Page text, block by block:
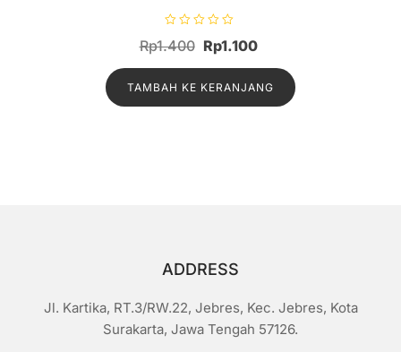
i
i
a
0
Rp1.400 Harga
aslinya
adalah:
Rp1.400.
Rp1.100
saat
ini
adalah:
TAMBAH KE KERANJANG
ADDRESS
Jl. Kartika, RT.3/RW.22, Jebres, Kec. Jebres, Kota
Surakarta, Jawa Tengah 57126.